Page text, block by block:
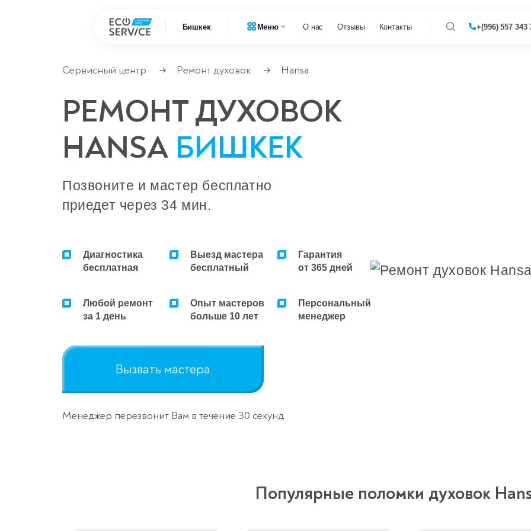
Бишкек Меню О нас Отзывы Контакты +(996) 557 343
Ремонт компьютерной техники
Ремонт крупно бытовой техники
Ремонт кондиционеров
Сервисный центр → Ремонт духовок → Hansa
РЕМОНТ ДУХОВОК
HANSA БИШКЕК
Позвоните и мастер бесплатно
приедет через 34 мин.
Диагностика
бесплатная
Выезд мастера
бесплатный
Гарантия
от 365 дней
Любой ремонт
за 1 день
Опыт мастеров
больше 10 лет
Персональный
менеджер
Вызвать мастера
Менеджер перезвонит Вам в течение 30 секунд
Популярные поломки духовок